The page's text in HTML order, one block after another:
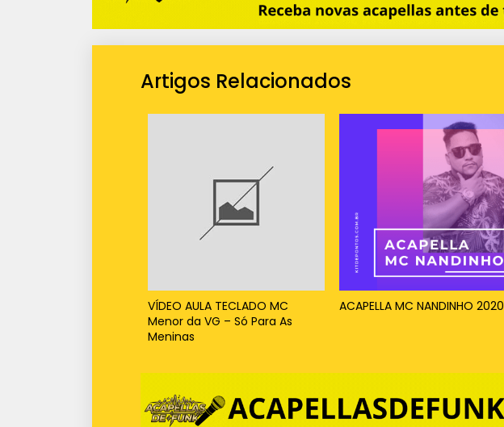
Artigos Relacionados
VÍDEO AULA TECLADO MC
Menor da VG – Só Para As
Meninas
ACAPELLA MC NANDINHO 2020